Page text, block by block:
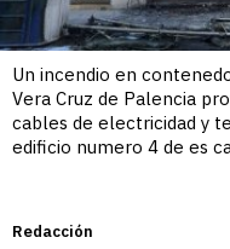
Un incendio en
Vera Cruz de Palencia
cables de electricidad y
edificio numero 4 de es
Redacción